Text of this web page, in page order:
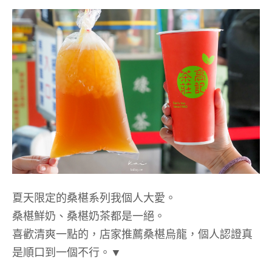
夏天限定的桑椹系列我個人大愛。
桑椹鮮奶、桑椹奶茶都是一絕。
喜歡清爽一點的，店家推薦桑椹烏龍，個人認證真
是順口到一個不行。▼